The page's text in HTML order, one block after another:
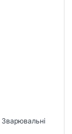
Зварювальні